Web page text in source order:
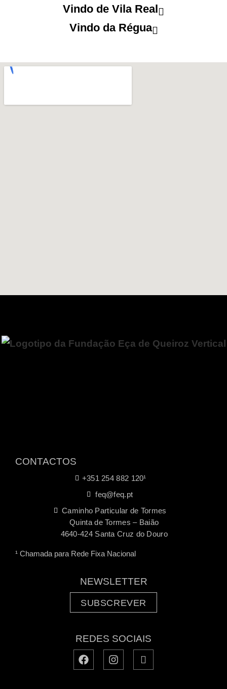
Vindo de Vila Real
Vindo da Régua
CONTACTOS
+351 254 882 120¹
feq@feq.pt
Caminho Particular de Tormes
Quinta de Tormes – Baião
4640-424 Santa Cruz do Douro
¹ Chamada para Rede Fixa Nacional
NEWSLETTER
SUBSCREVER
REDES SOCIAIS